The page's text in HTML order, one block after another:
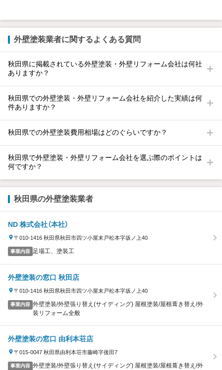
外壁塗装業者に関するよくある質問
秋田県に掲載されている外壁塗装・外壁リフォーム会社は何社
ありますか？
秋田県での外壁塗装・外壁リフォーム会社を紹介した実績は何
件ありますか？
秋田県での外壁塗装費用相場はどのぐらいですか？
秋田県で外壁塗装・外壁リフォーム会社を選ぶ際のポイントは
何ですか？
秋田県の外壁塗装業者
ND 株式会社（本社）
〒010-1416 秋田県秋田市四ツ小屋末戸松本字坂ノ上40
事業内容 足場工、塗装工
外壁塗装の窓口 秋田店
〒010-1416 秋田県秋田市四ツ小屋末戸松本字坂ノ上40
事業内容 外壁塗装/外壁張り替え(サイディング) 屋根塗装/屋根葺き替え/外
装リフォーム全般
外壁塗装の窓口 由利本荘店
〒015-0047 秋田県由利本荘市藤崎字後田7
事業内容 外壁塗装/外壁張り替え(サイディング) 屋根塗装/屋根葺き替え/外